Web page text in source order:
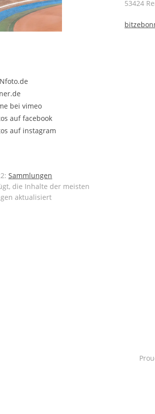
bei vimeo
auf facebook
auf instagram
Sammlungen
die Inhalte der meisten
aktualisiert
53424